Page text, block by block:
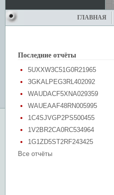
ГЛАВНАЯ
Последние отчёты
5UXXW3C51G0R21965
3GKALPEG3RL402092
WAUDACF5XNA029359
WAUEAAF48RN005995
1C4SJVGP2PS500455
1V2BR2CA0RC534964
1G1ZD5ST2RF243425
Все отчёты